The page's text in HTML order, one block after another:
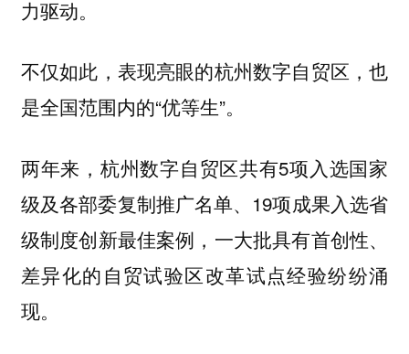
力驱动。
不仅如此，表现亮眼的杭州数字自贸区，也
是全国范围内的“优等生”。
两年来，杭州数字自贸区共有5项入选国家
级及各部委复制推广名单、19项成果入选省
级制度创新最佳案例，一大批具有首创性、
差异化的自贸试验区改革试点经验纷纷涌
现。